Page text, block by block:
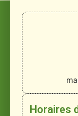
Horaires